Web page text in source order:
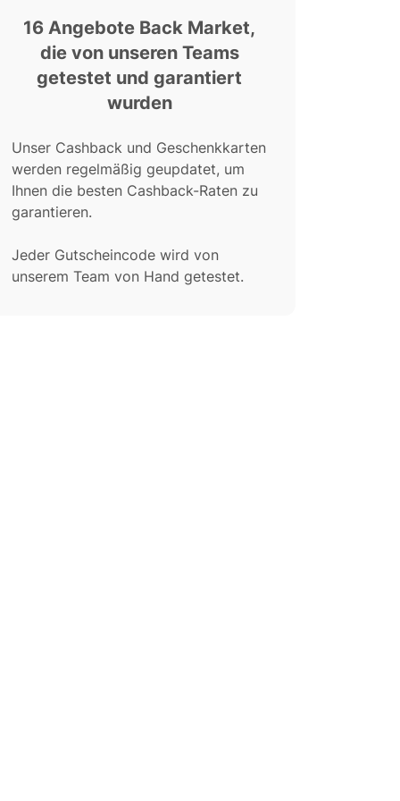
16 Angebote Back Market,
die von unseren Teams
getestet und garantiert
wurden
Unser Cashback und Geschenkkarten
werden regelmäßig geupdatet, um
Ihnen die besten Cashback-Raten zu
garantieren.
Jeder Gutscheincode wird von
unserem Team von Hand getestet.